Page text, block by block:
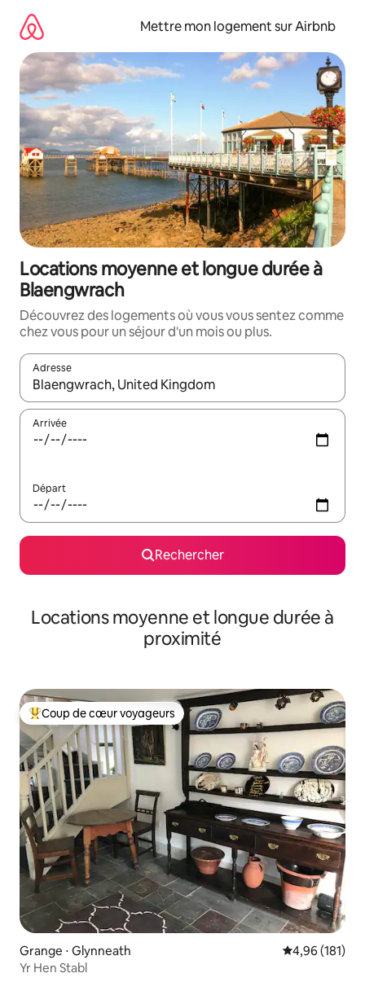
directement
contenu
Mettre mon logement sur Airbnb
Locations moyenne et longue durée à
Blaengwrach
Découvrez des logements où vous vous sentez comme
chez vous pour un séjour d'un mois ou plus.
Adresse
Lorsque les résultats s'affichent, utilisez les flèches vers le
Arrivée
Départ
Rechercher
Locations moyenne et longue durée à
proximité
Coups de cœur voyageurs les plus appréciés
Coup de cœur voyageurs
Grange ⋅ Glynneath Évaluation
4,96 (181)
Yr Hen Stabl